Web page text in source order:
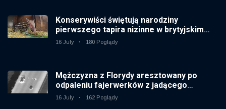
Konserywiści świętują narodziny
pierwszego tapira nizinne w brytyjskim
zoo od 14 lat
16 July 180 Poglądy
Mężczyzna z Florydy aresztowany po
odpaleniu fajerwerków z jadącego
samochodu
16 July 162 Poglądy